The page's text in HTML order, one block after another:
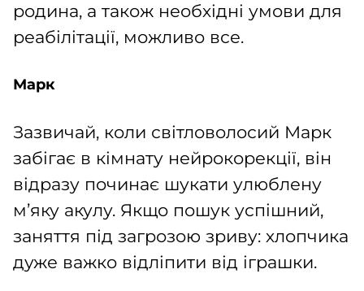
родина, а також необхідні умови для
реабілітації, можливо все.
Марк
Зазвичай, коли світловолосий Марк
забігає в кімнату нейрокорекції, він
відразу починає шукати улюблену
м’яку акулу. Якщо пошук успішний,
заняття під загрозою зриву: хлопчика
дуже важко відліпити від іграшки.